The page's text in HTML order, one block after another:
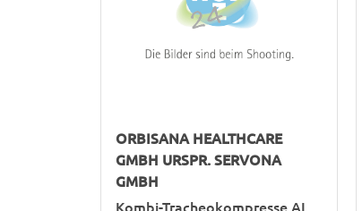
ORBISANA HEALTHCARE
GMBH URSPR. SERVONA
GMBH
Kombi-Tracheokompresse AL